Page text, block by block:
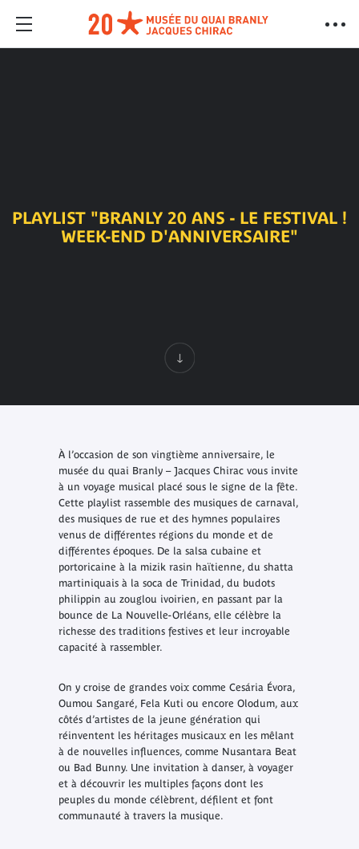
PLAYLIST "BRANLY 20 ANS - LE FESTIVAL !
WEEK-END D'ANNIVERSAIRE"
À l’occasion de son vingtième anniversaire, le
musée du quai Branly – Jacques Chirac vous invite
à un voyage musical placé sous le signe de la fête.
Cette playlist rassemble des musiques de carnaval,
des musiques de rue et des hymnes populaires
venus de différentes régions du monde et de
différentes époques. De la salsa cubaine et
portoricaine à la mizik rasin haïtienne, du shatta
martiniquais à la soca de Trinidad, du budots
philippin au zouglou ivoirien, en passant par la
bounce de La Nouvelle-Orléans, elle célèbre la
richesse des traditions festives et leur incroyable
capacité à rassembler.
On y croise de grandes voix comme Cesária Évora,
Oumou Sangaré, Fela Kuti ou encore Olodum, aux
côtés d’artistes de la jeune génération qui
réinventent les héritages musicaux en les mêlant
à de nouvelles influences, comme Nusantara Beat
ou Bad Bunny. Une invitation à danser, à voyager
et à découvrir les multiples façons dont les
peuples du monde célèbrent, défilent et font
communauté à travers la musique.